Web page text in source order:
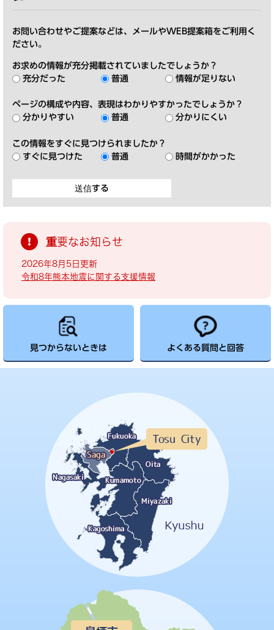
お問い合わせやご提案などは、メールやWEB提案箱をご利用く
ださい。
お求めの情報が充分掲載されていましたでしょうか？
充分だった
普通 情報が足りない
ページの構成や内容、表現はわかりやすかったでしょうか？
分かりやすい
普通 分かりにくい
この情報をすぐに見つけられましたか？
すぐに見つけた
普通 時間がかかった
重要なお知らせ
2026年8月5日更新
令和8年熊本地震に関する支援情報
見つからないときは よくある質問と回答